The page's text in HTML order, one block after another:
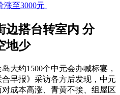
涨至3000元
边搭台转室内 分
地少
大约1500个中元会办喊标宴，
早报》采访各方后发现，中元
成本高涨、青黄不接、组屋区